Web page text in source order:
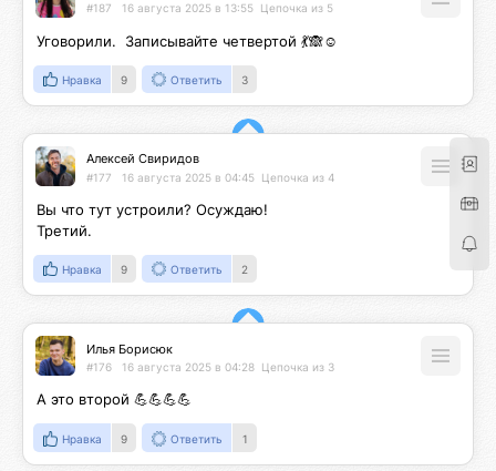
#187 16 августа 2025 в 13:55 Цепочка из 5
Уговорили.  Записывайте четвертой 💃🙈☺️
Нравка 9 Ответить 3
Алексей Свиридов
#177 16 августа 2025 в 04:45 Цепочка из 4
Вы что тут устроили? Осуждаю!
Третий.
Нравка 9 Ответить 2
Илья Борисюк
#176 16 августа 2025 в 04:28 Цепочка из 3
А это второй 💪💪💪💪
Нравка 9 Ответить 1